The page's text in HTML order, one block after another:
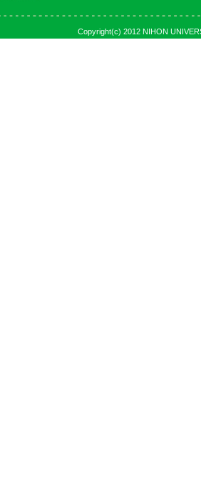
Copyright(c) 2012 NIHON